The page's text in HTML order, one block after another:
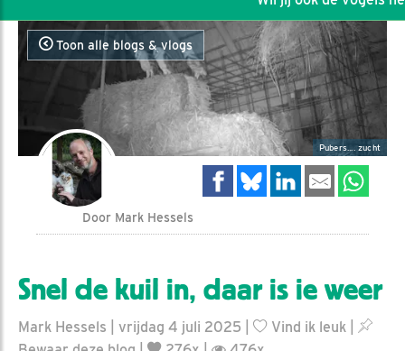
Toon alle blogs & vlogs
Pubers.... zucht
Door Mark Hessels
Snel de kuil in, daar is ie weer
Mark Hessels | vrijdag 4 juli 2025 | Vind ik leuk